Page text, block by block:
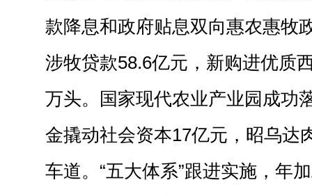
款降息和政府贴息双向惠农惠牧
涉牧贷款58.6亿元，新购进优质
万头。国家现代农业产业园成功
金撬动社会资本17亿元，昭乌达
车道。“五大体系”跟进实施，年